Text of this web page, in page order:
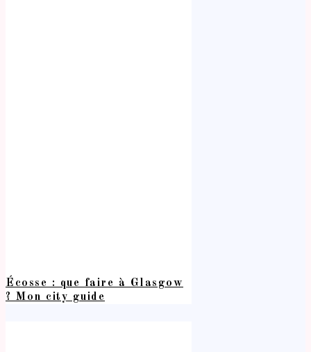
Écosse : que faire à Glasgow
? Mon city guide